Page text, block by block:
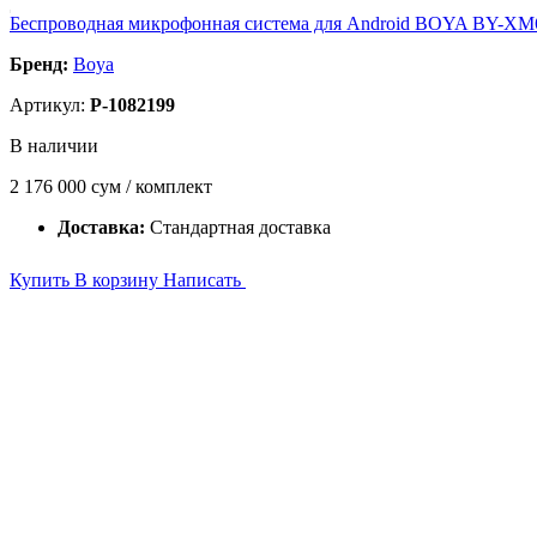
Беспроводная микрофонная система для Android BOYA BY-
Бренд: Boya
Артикул: P-1082199
В наличии
2 176 000 сум / комплект
Доставка: Стандартная доставка
Купить В корзину Написать